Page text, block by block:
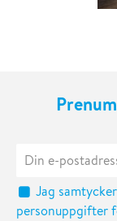
Jag
personuppgifter